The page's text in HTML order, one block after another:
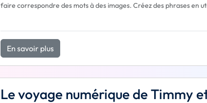
faire correspondre des mots à des images. Créez des phrases en
En savoir plus
Le voyage numérique de Timmy